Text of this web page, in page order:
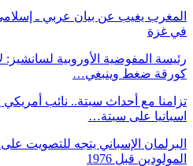
المغرب يغيب عن بيان عربي ـ إسلامي
في غزة
رئيسة المفوضية الأوروبية
كورقة ضغط وينبغي…
تزامنا مع أحداث سبتة.. نائب أمريكي
اسبانيا على سبتة…
البرلمان الإسباني يتجه للتصويت
المولودين قبل 1976